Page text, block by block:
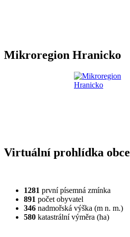
Mikroregion Hranicko
Virtuální prohlídka obce
1281 první písemná zmínka
891 počet obyvatel
346 nadmořská výška (m n. m.)
580 katastrální výměra (ha)